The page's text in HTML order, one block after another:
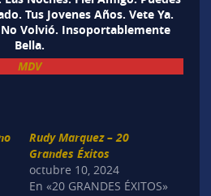
Tus Jovenes Años. Vete Ya.
Volvió. Insoportablemente
Bella.
MDV
Rudy Marquez – 20
Grandes Éxitos
octubre 10, 2024
En «20 GRANDES ÉXITOS»